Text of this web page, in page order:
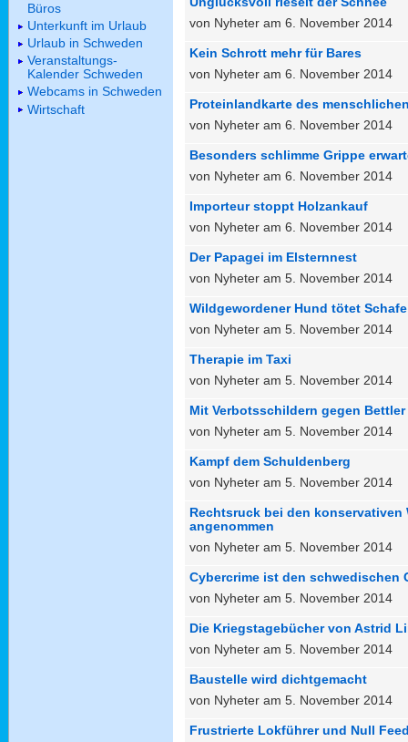
von Nyheter am 6. November 2014
Kein Schrott mehr für Bares
von Nyheter am 6. November 2014
Proteinlandkarte des
von Nyheter am 6. November 2014
Besonders schlimme Grippe
von Nyheter am 6. November 2014
Importeur stoppt Holzankauf
von Nyheter am 6. November 2014
Der Papagei im Elsternnest
von Nyheter am 5. November 2014
Wildgewordener Hund tötet Schafe
von Nyheter am 5. November 2014
Therapie im Taxi
von Nyheter am 5. November 2014
Mit Verbotsschildern gegen Bettler
von Nyheter am 5. November 2014
Kampf dem Schuldenberg
von Nyheter am 5. November 2014
Rechtsruck bei den konservativen
angenommen
von Nyheter am 5. November 2014
Cybercrime ist den schwedischen
von Nyheter am 5. November 2014
Die Kriegstagebücher von Astrid
von Nyheter am 5. November 2014
Baustelle wird dichtgemacht
von Nyheter am 5. November 2014
Frustrierte Lokführer und Null
Büros
Unterkunft im Urlaub
Urlaub in Schweden
Veranstaltungs-
Kalender Schweden
Webcams in Schweden
Wirtschaft